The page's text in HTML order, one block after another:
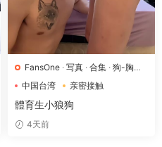
FansOne · 写真 · 合集 · 狗-胸肌|
微胖 · 狼-强肌肉|壮硕
排骨
中国台湾
亲密接触
体育生
體育生小狼狗
4天前